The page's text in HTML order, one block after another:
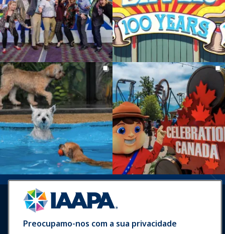
Preocupamo-nos com a sua privacidade